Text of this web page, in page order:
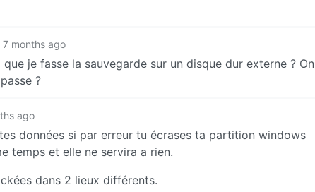
7 months ago
je fasse la sauvegarde sur un disque dur externe ? On
?
ago
données si par erreur tu écrases ta partition windows
temps et elle ne servira a rien.
dans 2 lieux différents.